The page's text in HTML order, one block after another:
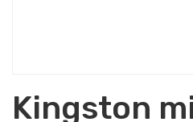
Kingston